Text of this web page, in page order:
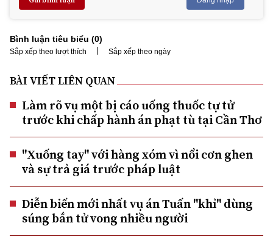
Bình luận tiêu biểu (0)
Sắp xếp theo lượt thích | Sắp xếp theo ngày
BÀI VIẾT LIÊN QUAN
Làm rõ vụ một bị cáo uống thuốc tự tử
trước khi chấp hành án phạt tù tại Cần Thơ
"Xuống tay" với hàng xóm vì nổi cơn ghen
và sự trả giá trước pháp luật
Diễn biến mới nhất vụ án Tuấn "khỉ" dùng
súng bắn tử vong nhiều người